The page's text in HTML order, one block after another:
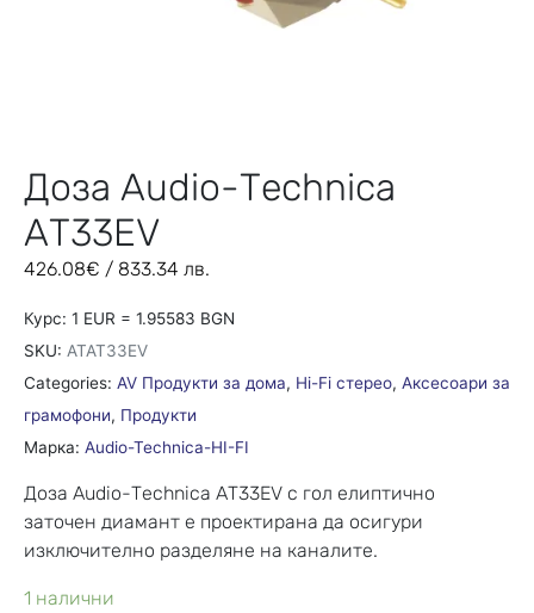
Доза Audio-Technica
AT33EV
426.08€ / 833.34 лв.
Курс: 1 EUR = 1.95583 BGN
SKU: ATAT33EV
Categories: AV Продукти за дома, Hi-Fi стерео, Аксесоари за
грамофони, Продукти
Марка: Audio-Technica-HI-FI
Доза Audio-Technica AT33EV с гол елиптично
заточен диамант е проектирана да осигури
изключително разделяне на каналите.
1 налични